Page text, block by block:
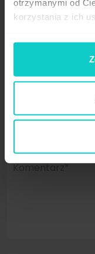
otrzymanymi od
korzystania z ich
Podpis*
Adres e-mail
Strona
Komentarz*